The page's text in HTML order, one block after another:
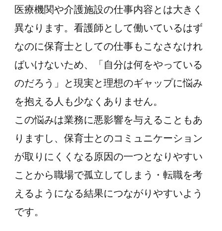
医療機関や介護施設の仕事内容とは大きく
異なります。看護師として働いているはず
なのに保育士としての仕事もこなさなけれ
ばいけないため、「自分は何をやっている
のだろう」と現実と理想のギャップに悩み
を抱える人も少なくありません。
この悩みは業務に悪影響を与えることもあ
りますし、保育士とのコミュニケーション
が取りにくくなる原因の一つとなりやすい
ことから職場で孤立してしまう・転職を考
えるようになる結果につながりやすいよう
です。